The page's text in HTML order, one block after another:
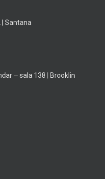
| Santana
– sala 138 | Brooklin